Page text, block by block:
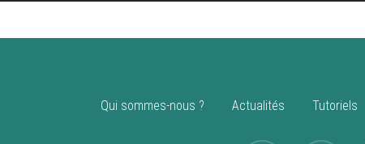
Qui sommes-nous ? Actualités Tutoriels